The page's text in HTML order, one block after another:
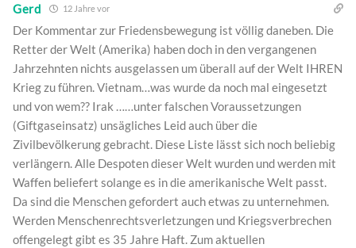
Gerd 12 Jahre vor
Der Kommentar zur Friedensbewegung ist völlig daneben. Die
Retter der Welt (Amerika) haben doch in den vergangenen
Jahrzehnten nichts ausgelassen um überall auf der Welt IHREN
Krieg zu führen. Vietnam…was wurde da noch mal eingesetzt
und von wem?? Irak ……unter falschen Voraussetzungen
(Giftgaseinsatz) unsägliches Leid auch über die
Zivilbevölkerung gebracht. Diese Liste lässt sich noch beliebig
verlängern. Alle Despoten dieser Welt wurden und werden mit
Waffen beliefert solange es in die amerikanische Welt passt.
Da sind die Menschen gefordert auch etwas zu unternehmen.
Werden Menschenrechtsverletzungen und Kriegsverbrechen
offengelegt gibt es 35 Jahre Haft. Zum aktuellen